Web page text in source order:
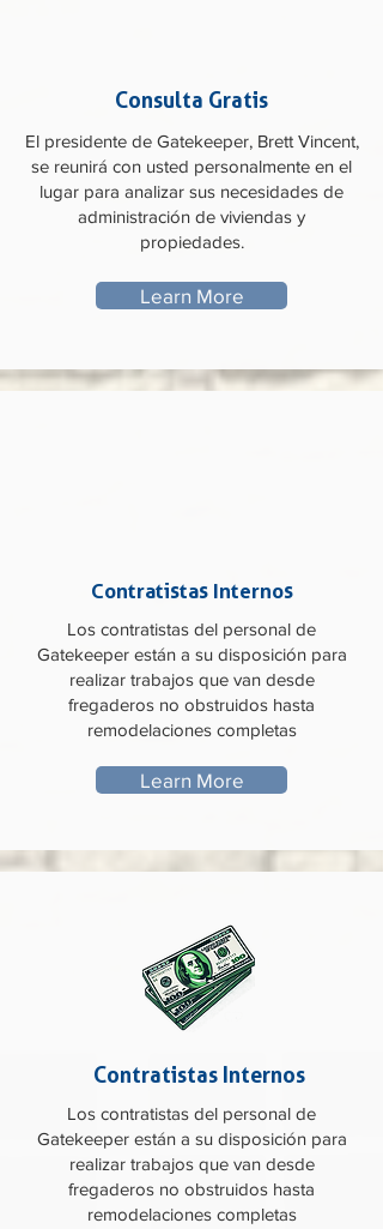
Consulta Gratis
El presidente de Gatekeeper, Brett Vincent,
se reunirá con usted personalmente en el
lugar para analizar sus necesidades de
administración de viviendas y
propiedades.
Learn More
Contratistas Internos
Los contratistas del personal de
Gatekeeper están a su disposición para
realizar trabajos que van desde
fregaderos no obstruidos hasta
remodelaciones completas
Learn More
Contratistas Internos
Los contratistas del personal de
Gatekeeper están a su disposición para
realizar trabajos que van desde
fregaderos no obstruidos hasta
remodelaciones completas